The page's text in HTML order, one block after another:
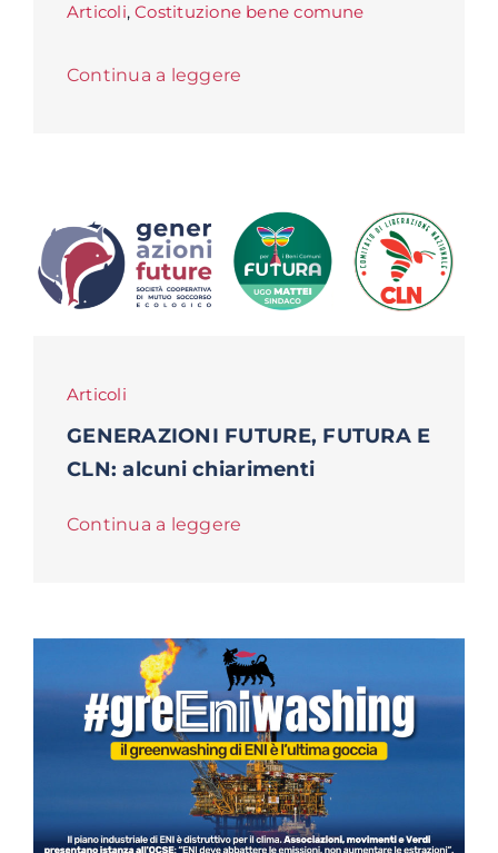
Articoli,Costituzione bene comune
Continua a leggere
Articoli
GENERAZIONI FUTURE, FUTURA E
CLN: alcuni chiarimenti
Continua a leggere